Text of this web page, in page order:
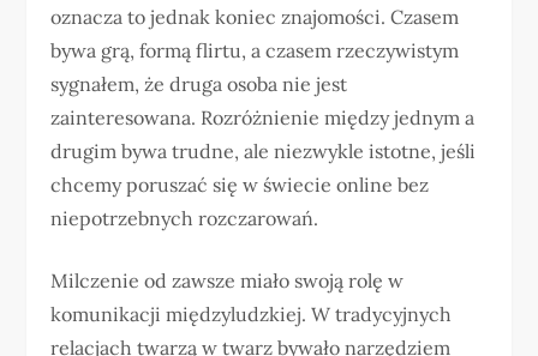
oznacza to jednak koniec znajomości. Czasem
bywa grą, formą flirtu, a czasem rzeczywistym
sygnałem, że druga osoba nie jest
zainteresowana. Rozróżnienie między jednym a
drugim bywa trudne, ale niezwykle istotne, jeśli
chcemy poruszać się w świecie online bez
niepotrzebnych rozczarowań.
Milczenie od zawsze miało swoją rolę w
komunikacji międzyludzkiej. W tradycyjnych
relacjach twarzą w twarz bywało narzędziem